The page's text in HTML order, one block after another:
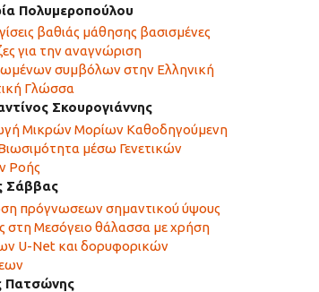
Πολυμεροπούλου
βαθιάς μάθησης βασισμένες
για την αναγνώριση
συμβόλων στην Ελληνική
Γλώσσα
Σκουρογιάννης
Μικρών Μορίων Καθοδηγούμενη
μέσω Γενετικών
Ροής
Σάββας
πρόγνωσεων σημαντικού ύψους
στη Μεσόγειο θάλασσα με χρήση
U-Net και δορυφορικών
Πατσώνης